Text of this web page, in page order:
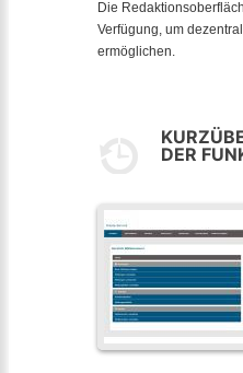
Die
Verfügung, um
ermöglichen.
DER